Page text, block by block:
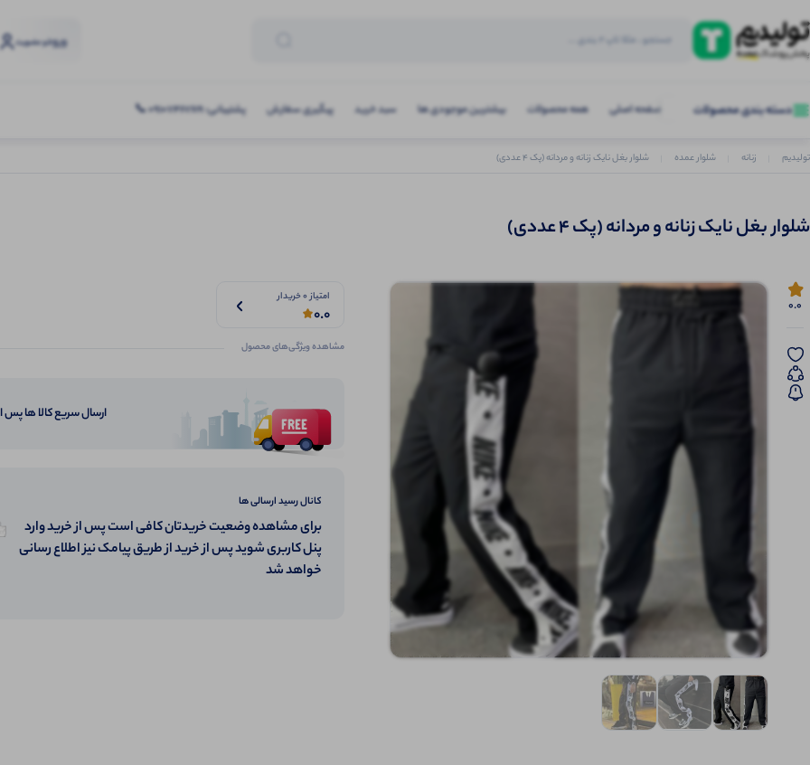
ورودو عضویت
دسته بندی محصولات صفحه اصلی همه محصولات بیشترین موجودی ها سبد خرید پیگیری سفارش پشتیبانی: 09107467619 📞
تولیدیم زنانه شلوار عمده شلوار بغل نایک زنانه و مردانه (پک 4 عددی)
شلوار بغل نایک زنانه و مردانه (پک 4 عددی)
0.0
امتیاز 0 خریدار
0.0
مشاهده ویژگی‌های محصول
ارسال سریع کالا ها
کانال رسید ارسالی ها
برای مشاهده وضعیت خریدتان کافی است پس از خرید وارد
پنل کاربری شوید پس از خرید از طریق پیامک نیز اطلاع رسانی
خواهد شد